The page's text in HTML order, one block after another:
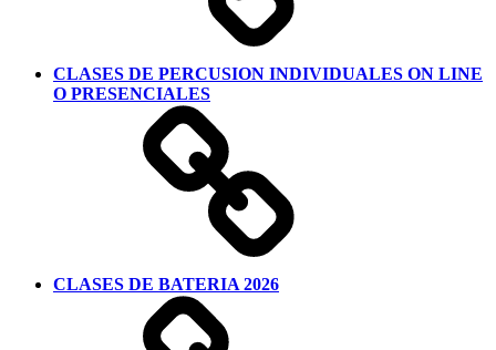
CLASES DE PERCUSION INDIVIDUALES ON LINE
O PRESENCIALES
CLASES DE BATERIA 2026